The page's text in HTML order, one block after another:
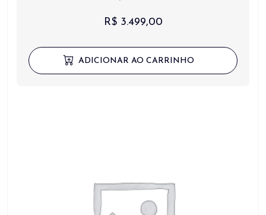
R$3.499,00
ADICIONAR AO CARRINHO